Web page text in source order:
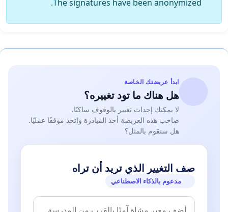
The signatures have been anonymized.
ابدأ عريضتك الخاصة
هل هناك ما تود تغييره؟
لا يمكنك إحداث تغيير بالوقوف ساكنًا.
صاحب هذه العريضة أخذ المبادرة واتخذ موقفًا عمليًا.
هل ستقوم بالمثل؟
صف التغيير الذي تريد أن تراه
مدعوم بالذكاء الاصطناعي